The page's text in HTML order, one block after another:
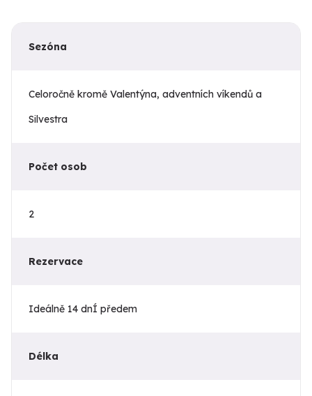
Sezóna
Celoročně kromě Valentýna, adventních víkendů a
Silvestra
Počet osob
2
Rezervace
Ideálně 14 dnÍ předem
Délka